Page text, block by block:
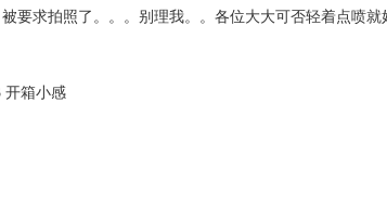
要求拍照了。。。别理我。。各位大大可否轻着点喷就